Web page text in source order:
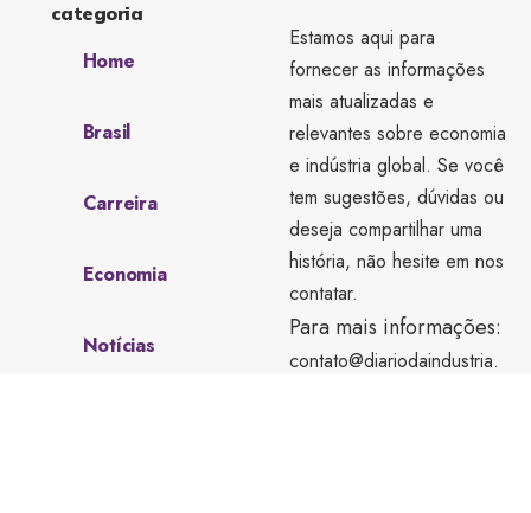
categoria
Home
Brasil
Carreira
Economia
Notícias
Estamos aqui para
fornecer as informações
mais atualizadas e
relevantes sobre economia
e indústria global. Se você
tem sugestões, dúvidas ou
deseja compartilhar uma
história, não hesite em nos
contatar.
Para mais informações:
contato@diariodaindustria.